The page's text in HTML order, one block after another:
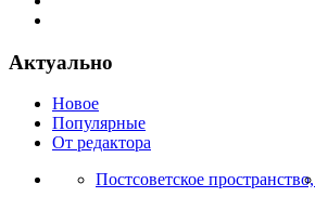
Актуально
Новое
Популярные
От редактора
Постсоветское пространство,